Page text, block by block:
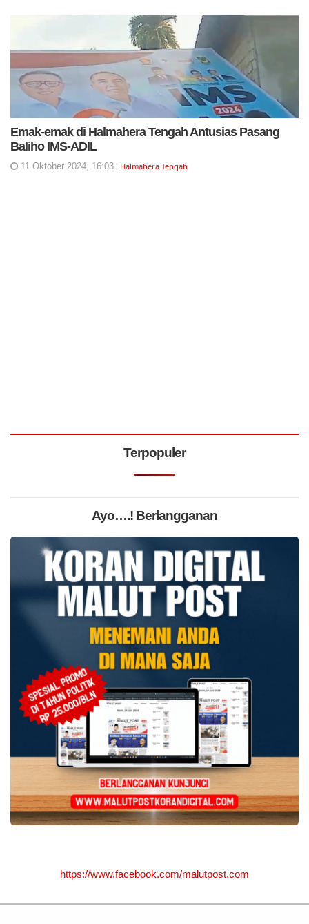
Emak-emak di Halmahera Tengah Antusias Pasang
Baliho IMS-ADIL
11 Oktober 2024, 16:03 Halmahera Tengah
Terpopuler
Ayo….! Berlangganan
https://www.facebook.com/malutpost.com